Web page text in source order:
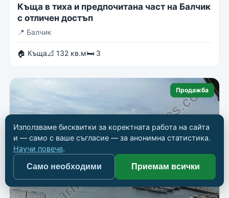
Къща в тиха и предпочитана част на Балчик
с отличен достъп
📍 Балчик
🏠 Къща📐 132 кв.м🛏 3
Продажба
Използваме бисквитки за коректната работа на сайта
и — само с ваше съгласие — за анонимна статистика.
Научи повече.
Само необходими Приемам всички